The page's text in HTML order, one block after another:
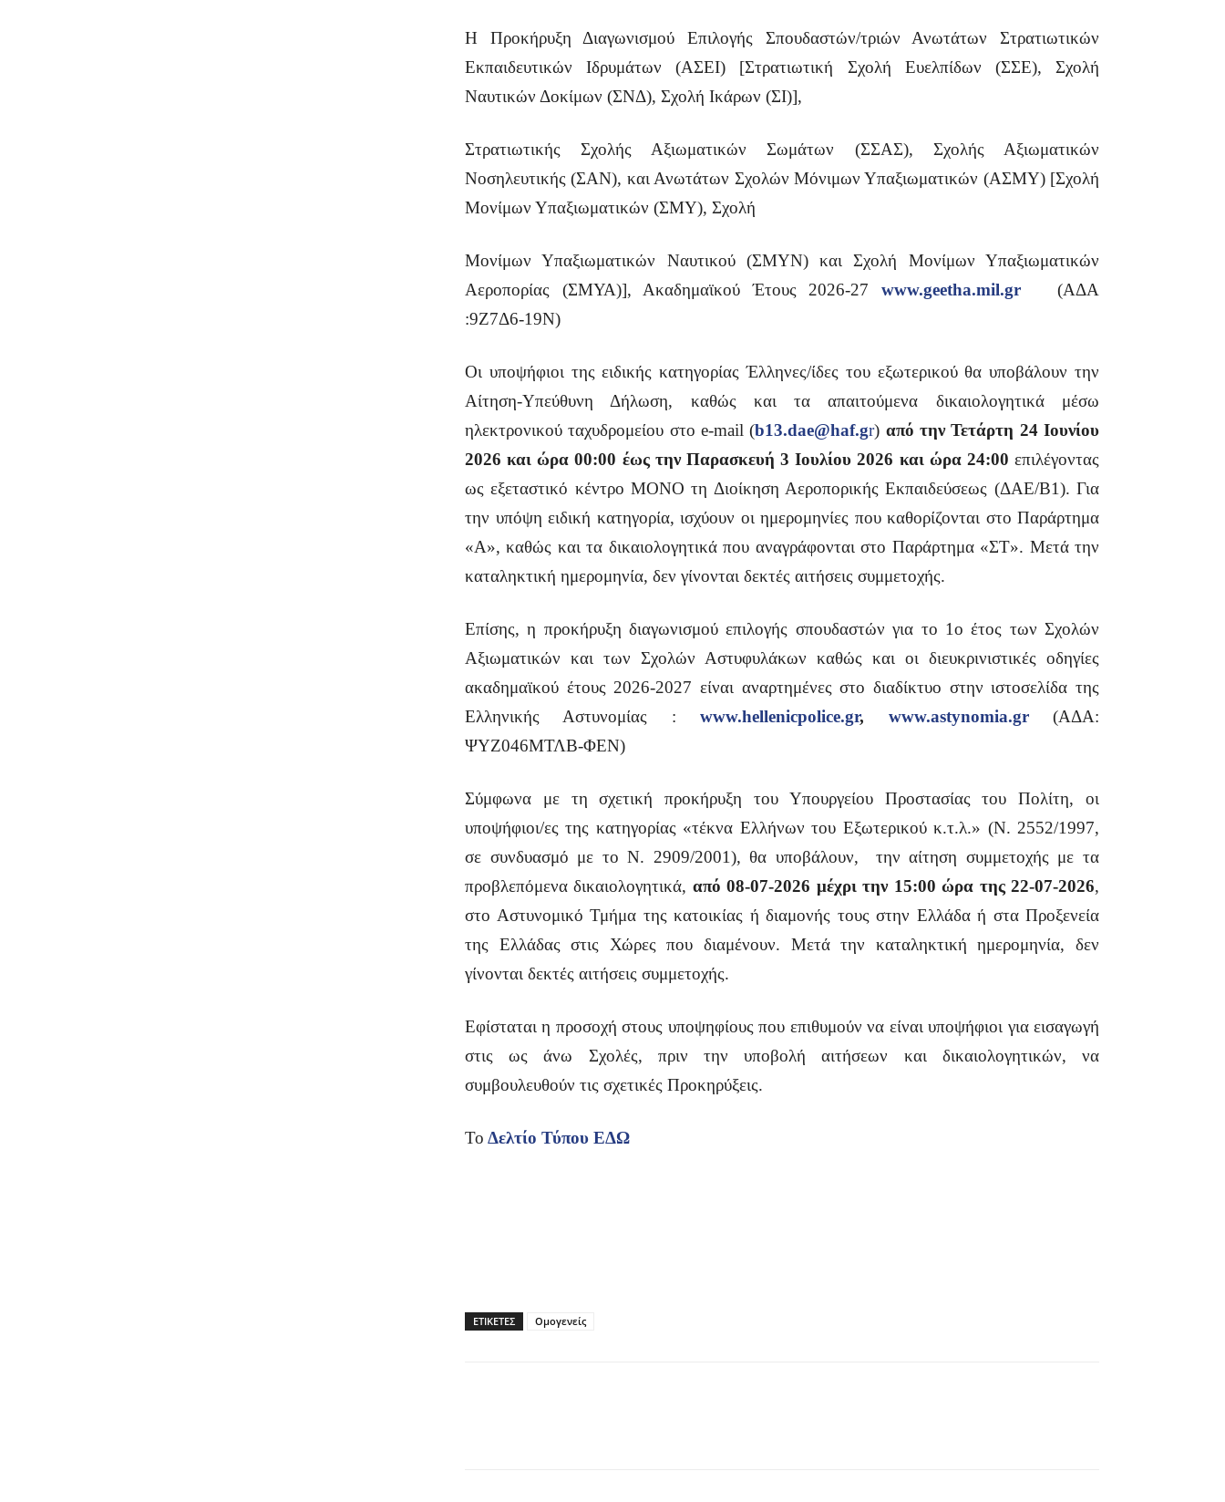
Η Προκήρυξη Διαγωνισμού Επιλογής Σπουδαστών/τριών Ανωτάτων Στρατιωτικών
Εκπαιδευτικών Ιδρυμάτων (ΑΣΕΙ) [Στρατιωτική Σχολή Ευελπίδων (ΣΣΕ), Σχολή
Ναυτικών Δοκίμων (ΣΝΔ), Σχολή Ικάρων (ΣΙ)],
Στρατιωτικής Σχολής Αξιωματικών Σωμάτων (ΣΣΑΣ), Σχολής Αξιωματικών
Νοσηλευτικής (ΣΑΝ), και Ανωτάτων Σχολών Μόνιμων Υπαξιωματικών (ΑΣΜΥ) [Σχολή
Μονίμων Υπαξιωματικών (ΣΜΥ), Σχολή
Μονίμων Υπαξιωματικών Ναυτικού (ΣΜΥΝ) και Σχολή Μονίμων Υπαξιωματικών
Αεροπορίας (ΣΜΥΑ)], Ακαδημαϊκού Έτους 2026-27 www.geetha.mil.gr
(ΑΔΑ
:9Ζ7Δ6-19Ν)
Oι υποψήφιοι της ειδικής κατηγορίας Έλληνες/ίδες του εξωτερικού θα υποβάλουν την
Αίτηση-Υπεύθυνη Δήλωση, καθώς και τα απαιτούμενα δικαιολογητικά μέσω
ηλεκτρονικού ταχυδρομείου στο e-mail (b13.dae@haf.gr) από την Τετάρτη 24 Ιουνίου
2026 και ώρα 00:00 έως την Παρασκευή 3 Ιουλίου 2026 και ώρα 24:00 επιλέγοντας
ως εξεταστικό κέντρο ΜΟΝΟ τη Διοίκηση Αεροπορικής Εκπαιδεύσεως (ΔΑΕ/Β1). Για
την υπόψη ειδική κατηγορία, ισχύουν οι ημερομηνίες που καθορίζονται στο Παράρτημα
«Α», καθώς και τα δικαιολογητικά που αναγράφονται στο Παράρτημα «ΣΤ». Μετά την
καταληκτική ημερομηνία, δεν γίνονται δεκτές αιτήσεις συμμετοχής.
Επίσης, η προκήρυξη διαγωνισμού επιλογής σπουδαστών για το 1ο έτος των Σχολών
Αξιωματικών και των Σχολών Αστυφυλάκων καθώς και οι διευκρινιστικές οδηγίες
ακαδημαϊκού έτους 2026‐2027 είναι αναρτημένες στο διαδίκτυο στην ιστοσελίδα της
Ελληνικής Αστυνομίας :www.hellenicpolice.gr, www.astynomia.gr(ΑΔΑ:
ΨΥΖ046ΜΤΛΒ-ΦΕΝ)
Σύμφωνα με τη σχετική προκήρυξη του Υπουργείου Προστασίας του Πολίτη, οι
υποψήφιοι/ες της κατηγορίας «τέκνα Ελλήνων του Εξωτερικού κ.τ.λ.» (Ν. 2552/1997,
σε συνδυασμό με το Ν. 2909/2001), θα υποβάλουν, την αίτηση συμμετοχής με τα
προβλεπόμενα δικαιολογητικά, από 08-07-2026 μέχρι την 15:00 ώρα της 22-07-2026,
στο Αστυνομικό Τμήμα της κατοικίας ή διαμονής τους στην Ελλάδα ή στα Προξενεία
της Ελλάδας στις Χώρες που διαμένουν. Μετά την καταληκτική ημερομηνία, δεν
γίνονται δεκτές αιτήσεις συμμετοχής.
Εφίσταται η προσοχή στους υποψηφίους που επιθυμούν να είναι υποψήφιοι για εισαγωγή
στις ως άνω Σχολές, πριν την υποβολή αιτήσεων και δικαιολογητικών, να
συμβουλευθούν τις σχετικές Προκηρύξεις.
Το Δελτίο Τύπου ΕΔΩ
ΕΤΙΚΕΤΕΣ Ομογενείς